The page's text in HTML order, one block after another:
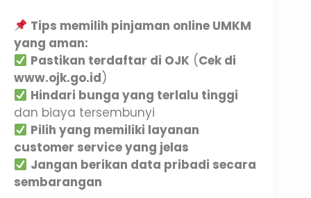
Tips memilih pinjaman online UMKM
yang aman:
Pastikan terdaftar di OJK (Cek di
www.ojk.go.id)
Hindari bunga yang terlalu tinggi
dan biaya tersembunyi
Pilih yang memiliki layanan
customer service yang jelas
Jangan berikan data pribadi secara
sembarangan